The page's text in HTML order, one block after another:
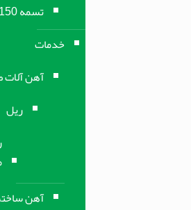
تسمه VCN150
خدمات
آهن
ریل
آهن